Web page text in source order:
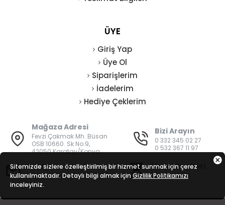
ÜYE
Giriş Yap
Üye Ol
Siparişlerim
İadelerim
Hediye Çeklerim
Mağaza Adresi
Fevzi Çakmak Mh. Büsan
OSB 10660. Sk No:9,
42050 Karatay/Konya
Bizi Arayın
0 332 345 02 27
0 532 367 11 97
E-Posta
bilgi@vatanisguvenligi.com
Mesai Saatleri
08:00 - 19:00
Sitemizde sizlere özelleştirilmiş bir hizmet sunmak için çerez
kullanılmaktadır. Detaylı bilgi almak için Gizlilik Politikamızı
inceleyiniz.